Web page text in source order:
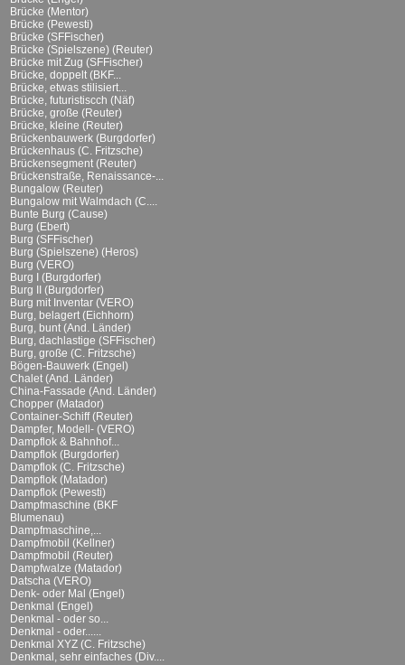
Brücke (Mentor)
Brücke (Pewesti)
Brücke (SFFischer)
Brücke (Spielszene) (Reuter)
Brücke mit Zug (SFFischer)
Brücke, doppelt (BKF...
Brücke, etwas stilisiert...
Brücke, futuristiscch (Näf)
Brücke, große (Reuter)
Brücke, kleine (Reuter)
Brückenbauwerk (Burgdorfer)
Brückenhaus (C. Fritzsche)
Brückensegment (Reuter)
Brückenstraße, Renaissance-...
Bungalow (Reuter)
Bungalow mit Walmdach (C....
Bunte Burg (Cause)
Burg (Ebert)
Burg (SFFischer)
Burg (Spielszene) (Heros)
Burg (VERO)
Burg I (Burgdorfer)
Burg II (Burgdorfer)
Burg mit Inventar (VERO)
Burg, belagert (Eichhorn)
Burg, bunt (And. Länder)
Burg, dachlastige (SFFischer)
Burg, große (C. Fritzsche)
Bögen-Bauwerk (Engel)
Chalet (And. Länder)
China-Fassade (And. Länder)
Chopper (Matador)
Container-Schiff (Reuter)
Dampfer, Modell- (VERO)
Dampflok & Bahnhof...
Dampflok (Burgdorfer)
Dampflok (C. Fritzsche)
Dampflok (Matador)
Dampflok (Pewesti)
Dampfmaschine (BKF
Blumenau)
Dampfmaschine,...
Dampfmobil (Kellner)
Dampfmobil (Reuter)
Dampfwalze (Matador)
Datscha (VERO)
Denk- oder Mal (Engel)
Denkmal (Engel)
Denkmal - oder so...
Denkmal - oder......
Denkmal XYZ (C. Fritzsche)
Denkmal, sehr einfaches (Div....